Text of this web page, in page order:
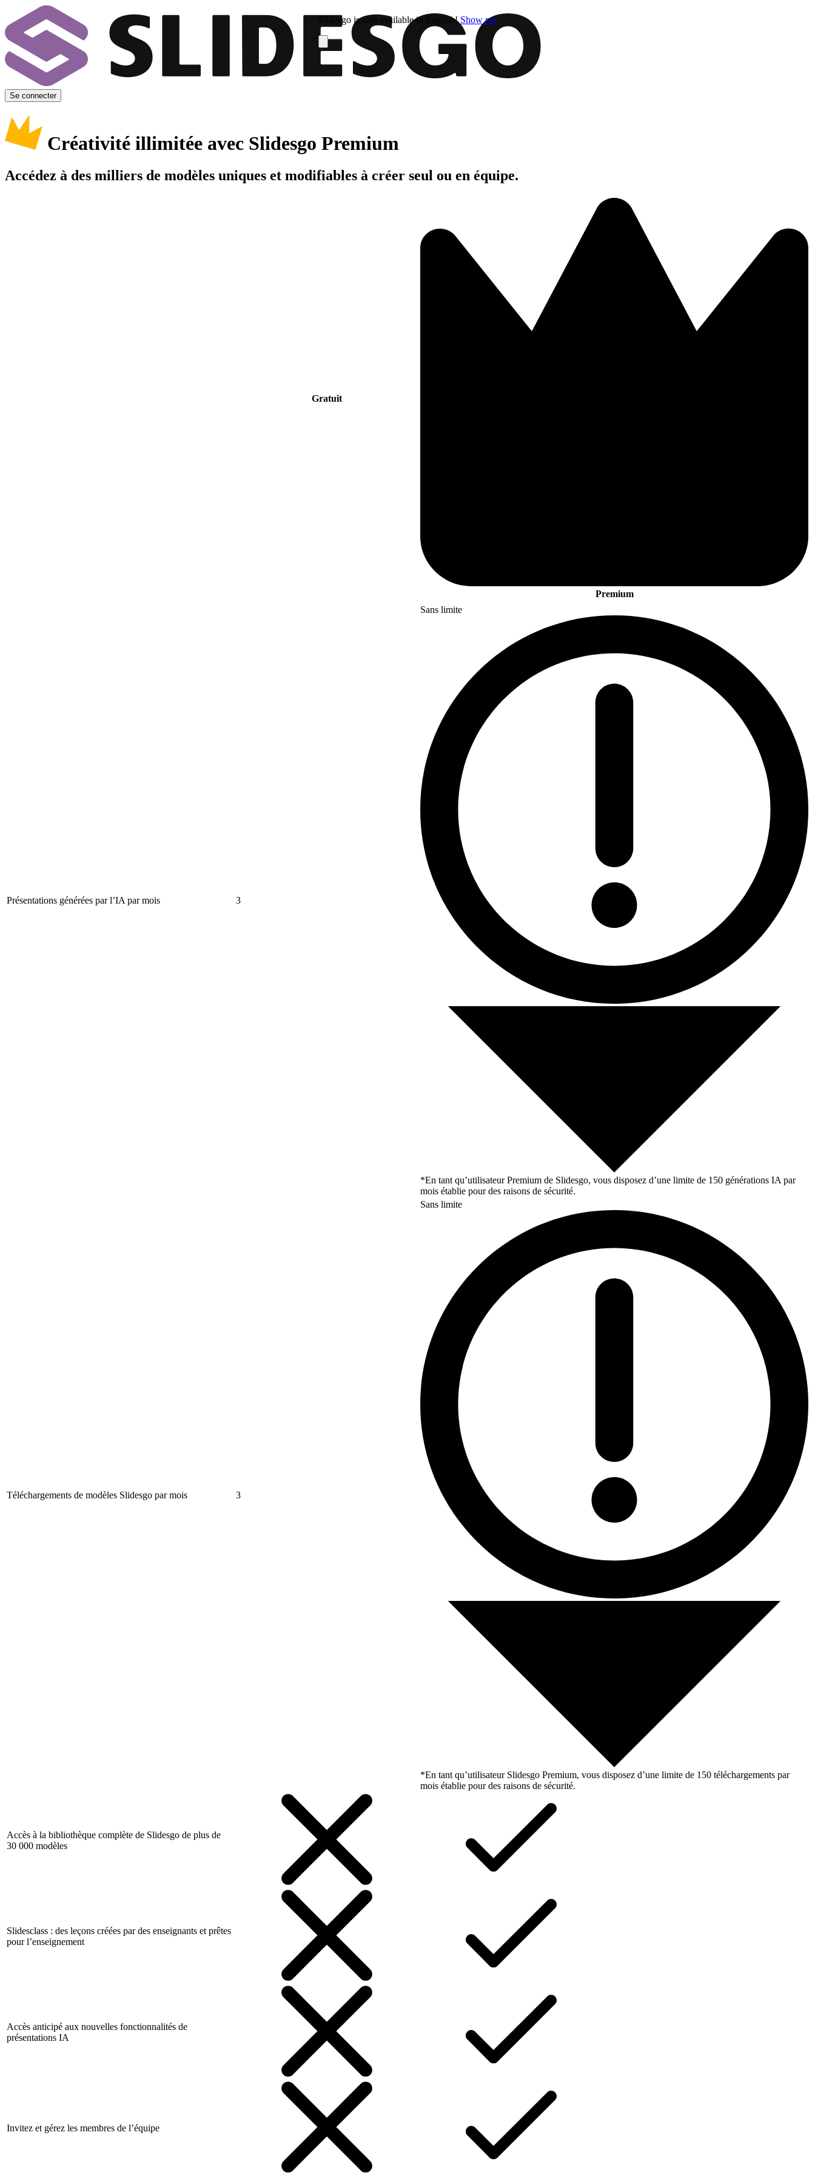
Slidesgo is also available in English! Show me
Se connecter
Créativité illimitée avec Slidesgo Premium
Accédez à des milliers de modèles uniques et modifiables à créer seul ou en équipe.
Gratuit
Premium
Présentations générées par l’IA par mois 3
Sans limite
*En tant qu’utilisateur Premium de Slidesgo, vous disposez d’une limite de 150 générations IA par
mois établie pour des raisons de sécurité.
Téléchargements de modèles Slidesgo par mois 3
Sans limite
*En tant qu’utilisateur Slidesgo Premium, vous disposez d’une limite de 150 téléchargements par
mois établie pour des raisons de sécurité.
Accès à la bibliothèque complète de Slidesgo de plus de
30 000 modèles
Slidesclass : des leçons créées par des enseignants et prêtes
pour l’enseignement
Accès anticipé aux nouvelles fonctionnalités de
présentations IA
Invitez et gérez les membres de l’équipe